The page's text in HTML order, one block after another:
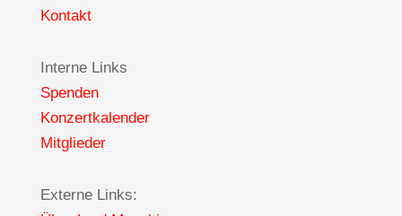
Kontakt
Interne Links
Spenden
Konzertkalender
Mitglieder
Externe Links: